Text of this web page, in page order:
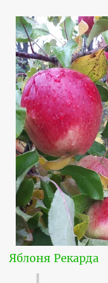
Яблоня Рекарда